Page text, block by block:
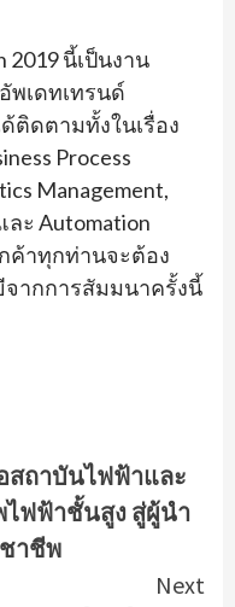
2019 นี้เป็นงาน
พเดทเทรนด์
ติดตามทั้งในเรื่อง
Process
Management,
ละ Automation
ค้าทุกท่านจะต้อง
จากการสัมมนาครั้งนี้
ถาบันไฟฟ้าและ
ไฟฟ้าชั้นสูง สู่ผู้นำ
าชีพ
Next